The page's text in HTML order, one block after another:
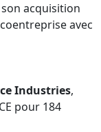
acquisition
avec
Industries,
pour 184